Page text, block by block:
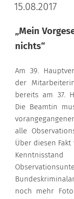
15.08.2017
„Mein
nichts“
Am 39.
der
bereits am 37.
Die Beamtin
alle
Über diesen
noch mehr